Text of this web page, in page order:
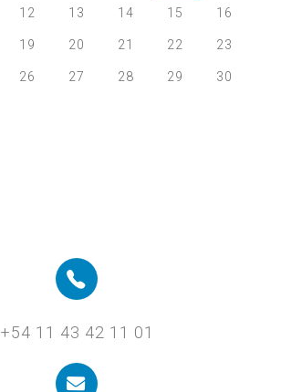
12 13 14 15 16
19 20 21 22 23
26 27 28 29 30
+54 11 43 42 11 01